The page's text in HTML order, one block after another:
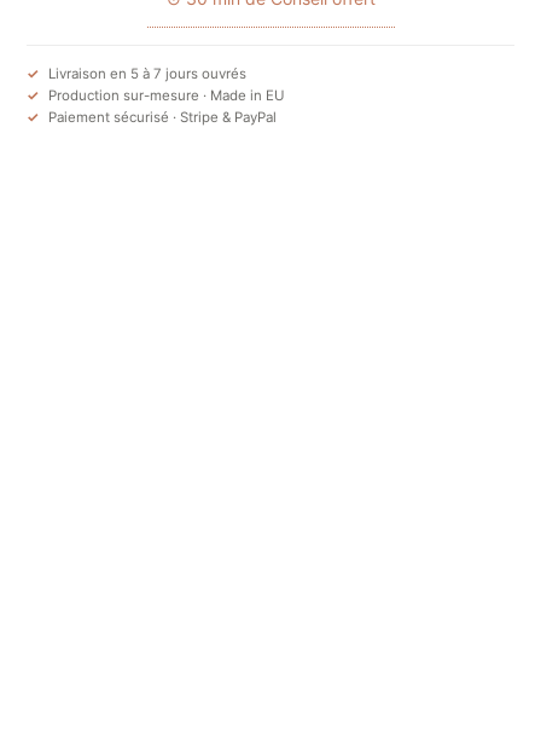
Livraison en 5 à 7 jours ouvrés
Production sur-mesure · Made in EU
Paiement sécurisé · Stripe & PayPal